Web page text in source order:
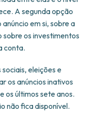
A segunda opção
em si, sobre a
sobre os investimentos
conta.
eleições e
os anúncios inativos
os últimos sete anos.
não fica disponível.